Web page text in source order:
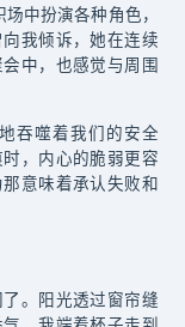
中扮演各种角色，
我倾诉，她在连续
中，也感觉与周围
吞噬着我们的安全
，内心的脆弱更容
意味着承认失败和
。阳光透过窗帘缝